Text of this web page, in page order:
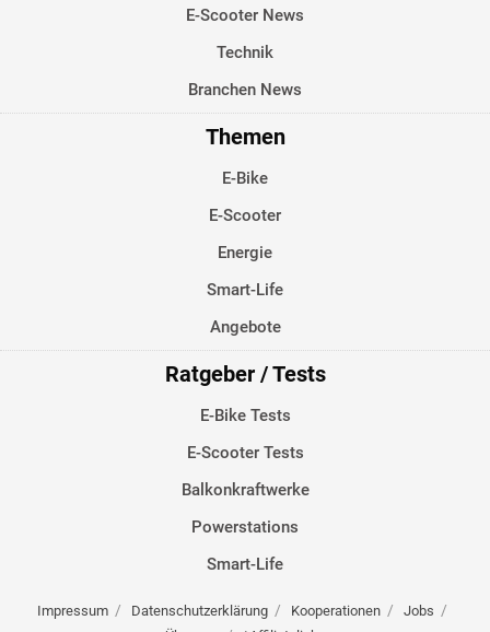
E-Scooter News
Technik
Branchen News
Themen
E-Bike
E-Scooter
Energie
Smart-Life
Angebote
Ratgeber / Tests
E-Bike Tests
E-Scooter Tests
Balkonkraftwerke
Powerstations
Smart-Life
Impressum Datenschutzerklärung Kooperationen
Jobs